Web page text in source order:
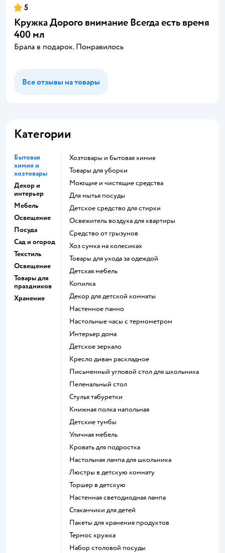
5
Кружка Дорого внимание Всегда есть время
400 мл
Брала в подарок. Понравилось
Все отзывы на товары
Категории
Бытовая
химия и
хозтовары
Декор и
интерьер
Мебель
Освещение
Посуда
Сад и огород
Текстиль
Освещение
Товары для
праздников
Хранение
Хозтовары и бытовая химия
Товары для уборки
моющие и чистящие средства
для мытья посуды
детское средство для стирки
освежитель воздуха для квартиры
средство от грызунов
хоз сумка на колесиках
Товары для ухода за одеждой
Детская мебель
Копилка
Декор для детской комнаты
Настенное панно
Настольные часы с термометром
Интерьер дома
Детское зеркало
Кресло диван раскладное
Письменный угловой стол для школьника
Пеленальный стол
Стулья табуретки
Книжная полка напольная
Детские тумбы
Уличная мебель
Кровать для подростка
Настольная лампа для школьника
Люстры в детскую комнату
Торшер в детскую
Настенная светодиодная лампа
Стаканчики для детей
Пакеты для хранения продуктов
Термос кружка
Набор столовой посуды